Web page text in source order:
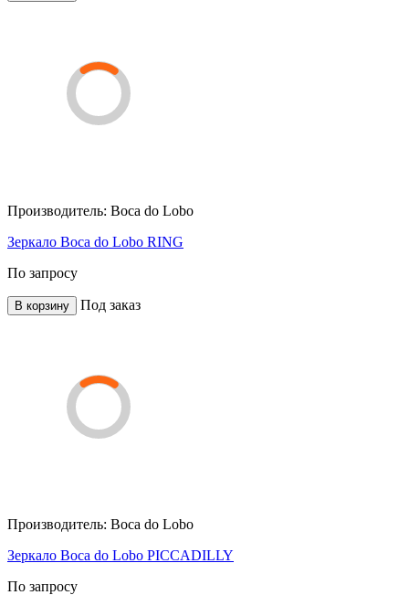
Производитель: Boca do Lobo
Зеркало Boca do Lobo RING
По запросу
В корзину Под заказ
Производитель: Boca do Lobo
Зеркало Boca do Lobo PICCADILLY
По запросу